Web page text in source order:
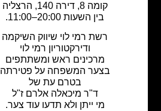
בין השעות 20:00–11:00.
רשת רמי לוי שיווק השיקמה
ודירקטוריון רמי לוי
מרכינים ראש ומשתתפים
בצער המשפחה על פטירתה
בטרם עת של
ד"ר מיכאלה אלרם ז"ל
מי ייתן ולא תדעו עוד צער.